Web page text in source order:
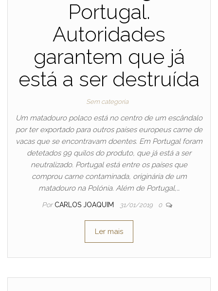
Portugal.
Autoridades
garantem que já
está a ser destruída
Sem categoria
Um matadouro polaco está no centro de um escândalo
por ter exportado para outros países europeus carne de
vacas que se encontravam doentes. Em Portugal foram
detetados 99 quilos do produto, que já está a ser
neutralizado. Portugal está entre os países que
comprou carne contaminada, originária de um
matadouro na Polónia. Além de Portugal,…
Por CARLOS JOAQUIM 31/01/2019 0
Ler mais